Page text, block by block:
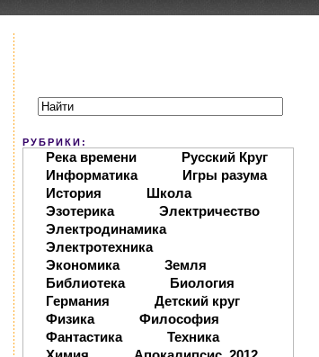
РУБРИКИ:
Река времени
Русский Круг
Информатика
Игры разума
История
Школа
Эзотерика
Электричество
Электродинамика
Электротехника
Экономика
Земля
Библиотека
Биология
Германия
Детский круг
Физика
Философия
Фантастика
Техника